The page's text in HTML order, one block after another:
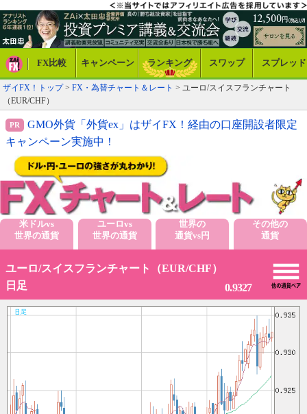
FX比較 キャンペーン ランキング スワップ スプレッド
ザイFX！トップ> FX・為替チャート＆レート > ユーロ/スイスフランチャート
（EUR/CHF）
GMO外貨「外貨ex」はザイFX！経由の口座開設者限定
キャンペーン実施中！
米ドルvs
世界の通貨
ユーロvs
世界の通貨
世界の
通貨vs円
その他の
通貨
ユーロ/スイスフランチャート（EUR/CHF）
日足
0.9327